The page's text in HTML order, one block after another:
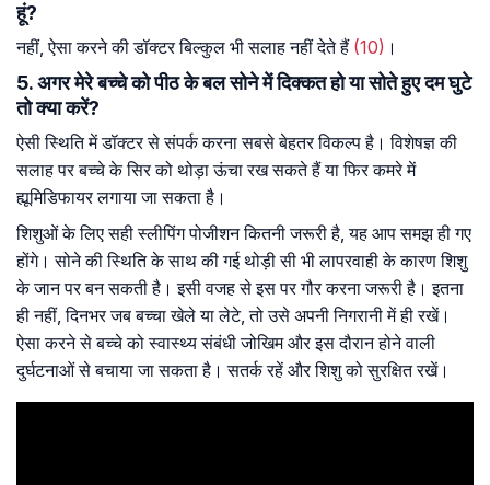
हूं?
नहीं, ऐसा करने की डॉक्टर बिल्कुल भी सलाह नहीं देते हैं (10) ।
5. अगर मेरे बच्चे को पीठ के बल सोने में दिक्कत हो या सोते हुए दम घुटे
तो क्या करें?
ऐसी स्थिति में डॉक्टर से संपर्क करना सबसे बेहतर विकल्प है। विशेषज्ञ की
सलाह पर बच्चे के सिर को थोड़ा ऊंचा रख सकते हैं या फिर कमरे में
ह्यूमिडिफायर लगाया जा सकता है।
शिशुओं के लिए सही स्लीपिंग पोजीशन कितनी जरूरी है, यह आप समझ ही गए
होंगे। सोने की स्थिति के साथ की गई थोड़ी सी भी लापरवाही के कारण शिशु
के जान पर बन सकती है। इसी वजह से इस पर गौर करना जरूरी है। इतना
ही नहीं, दिनभर जब बच्चा खेले या लेटे, तो उसे अपनी निगरानी में ही रखें।
ऐसा करने से बच्चे को स्वास्थ्य संबंधी जोखिम और इस दौरान होने वाली
दुर्घटनाओं से बचाया जा सकता है। सतर्क रहें और शिशु को सुरक्षित रखें।